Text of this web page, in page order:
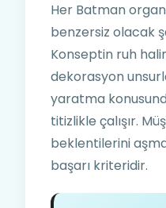
Her Batman
benzersiz olacak
Konseptin ruh
dekorasyon
yaratma
titizlikle çalışır.
beklentilerini
başarı kriteridir.